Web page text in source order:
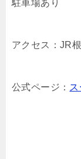
駐車場あり
アクセス：JR
公式ページ：